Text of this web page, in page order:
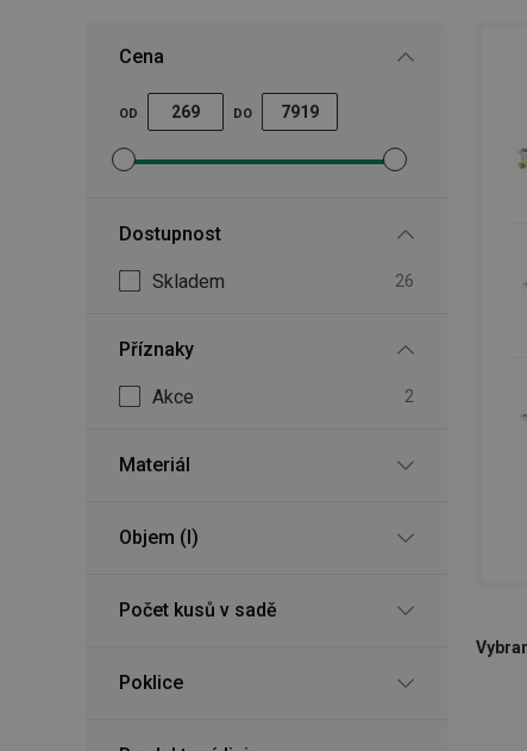
Cena
OD DO
Nastavit filtr minimální cena
Nastavit filtr maximální cena
Dostupnost
Skladem 26
Příznaky
Akce 2
Materiál
Objem (l)
Počet kusů v sadě
Poklice